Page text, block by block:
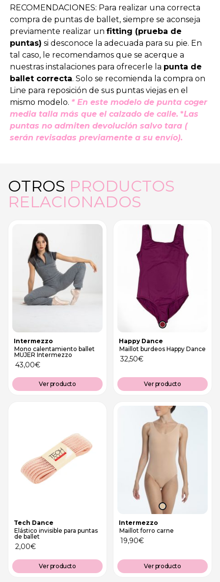
RECOMENDACIONES: Para realizar una correcta
compra de puntas de ballet, siempre se aconseja
previamente realizar un fitting (prueba de
puntas) si desconoce la adecuada para su pie. En
tal caso, le recomendamos que se acerque a
nuestras instalaciones para ofrecerle la punta de
ballet correcta. Solo se recomienda la compra on
Line para reposición de sus puntas viejas en el
mismo modelo. * En este modelo de punta coger
media talla más que el calzado de calle. *Las
puntas no admiten devolución salvo tara (
serán revisadas previamente a su envío).
OTROS PRODUCTOS
RELACIONADOS
Intermezzo
Mono calentamiento ballet
MUJER Intermezzo
43,00€
Ver producto
Happy Dance
Maillot burdeos Happy Dance
32,50€
Ver producto
Tech Dance
Elástico invisible para puntas
de ballet
2,00€
Ver producto
Intermezzo
Maillot forro carne
19,90€
Ver producto